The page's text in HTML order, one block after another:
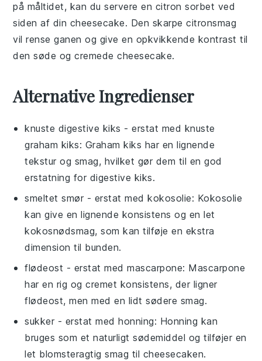
på måltidet, kan du servere en citron sorbet ved
siden af din cheesecake. Den skarpe citronsmag
vil rense ganen og give en opkvikkende kontrast til
den søde og cremede cheesecake.
Alternative Ingredienser
knuste digestive kiks - erstat med knuste
graham kiks: Graham kiks har en lignende
tekstur og smag, hvilket gør dem til en god
erstatning for digestive kiks.
smeltet smør - erstat medkokosolie: Kokosolie
kan give en lignende konsistens og en let
kokosnødsmag, som kan tilføje en ekstra
dimension til bunden.
flødeost - erstat medmascarpone: Mascarpone
har en rig og cremet konsistens, der ligner
flødeost, men med en lidt sødere smag.
sukker - erstat medhonning: Honning kan
bruges som et naturligt sødemiddel og tilføjer en
let blomsteragtig smag til cheesecaken.